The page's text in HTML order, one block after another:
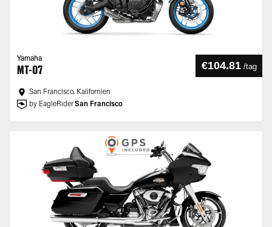
Yamaha
MT-07 €104.81 /tag
San Francisco, Kalifornien
by EagleRiderSan Francisco